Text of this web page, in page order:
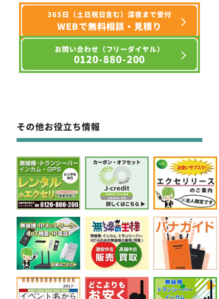
365日（土日祝日含む）深夜まで受付
WEBで無料相談・見積り
お問い合わせ（フリーダイヤル）
0120-880-200
その他お役立ち情報